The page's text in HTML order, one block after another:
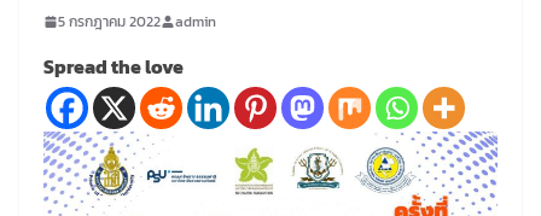
5 กรกฎาคม 2022 admin
Spread the love